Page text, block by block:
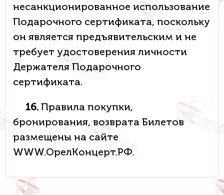
несанкционированное использование
Подарочного сертификата, поскольку
он является предъявительским и не
требует удостоверения личности
Держателя Подарочного
сертификата.
16. Правила покупки,
бронирования, возврата Билетов
размещены на сайте
WWW.ОрелКонцерт.РФ.